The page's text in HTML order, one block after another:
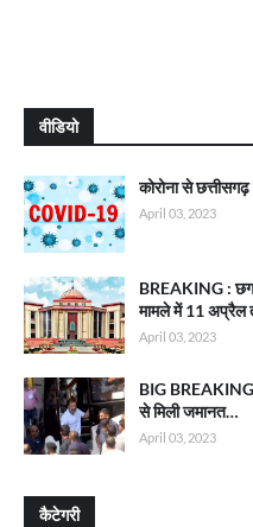
वीडियो
कोरोना से
April 03, 2023
BREAKING : छग
मामले में 11 अप्रैल
April 03, 2023
BIG BREAKING
से मिली जमानत…
April 03, 2023
कैटेगरी